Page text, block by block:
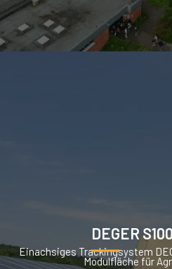
DEGER
Einachsiges Trackingsystem
Modulfläche für